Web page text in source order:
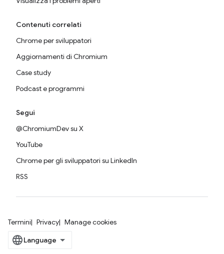
Contenuti correlati
Chrome per sviluppatori
Aggiornamenti di Chromium
Case study
Podcast e programmi
Segui
@ChromiumDev su X
YouTube
Chrome per gli sviluppatori su LinkedIn
RSS
Termini Privacy Manage cookies